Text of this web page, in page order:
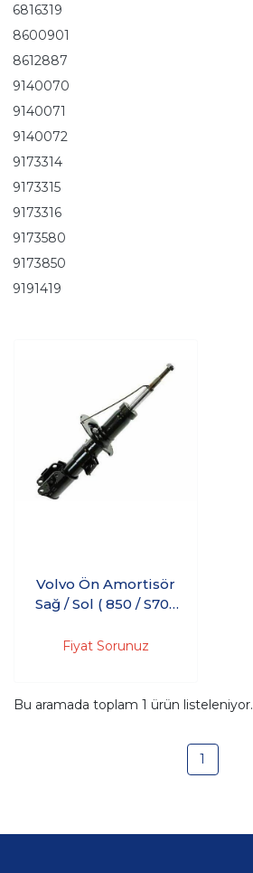
6816319
8600901
8612887
9140070
9140071
9140072
9173314
9173315
9173316
9173580
9173850
9191419
Volvo Ön Amortisör
Sağ / Sol ( 850 / S70 /
Fiyat Sorunuz
Bu aramada toplam 1 ürün listeleniyor.
1